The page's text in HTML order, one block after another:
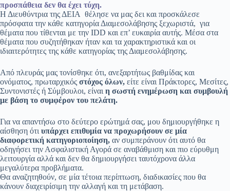
προσπάθεια δεν θα έχει τύχη.
Η Διευθύντρια της ΔΕΙΑ θέλησε να μας δει και προσκάλεσε
πρόσφατα την κάθε κατηγορία Διαμεσολάβησης ξεχωριστά, για
θέματα που τίθενται με την IDD και επ’ ευκαιρία αυτής. Μέσα στα
θέματα που συζητήθηκαν ήταν και τα χαρακτηριστικά και οι
ιδιαιτερότητες της κάθε κατηγορίας της Διαμεσολάβησης.
Από πλευράς μας τονίσθηκε ότι, ανεξαρτήτως βαθμίδας και
ονόματος, πρωταρχικός στόχος όλων, είτε είναι Πράκτορες, Μεσίτες,
Συντονιστές ή Σύμβουλοι, είναι η σωστή ενημέρωση και συμβουλή
με βάση το συμφέρον του πελάτη.
Για να απαντήσω στο δεύτερο ερώτημά σας, μου δημιουργήθηκε η
αίσθηση ότι υπάρχει επιθυμία να προχωρήσουν σε μία
διαφορετική κατηγοριοποίηση, αν συμπεράνουν ότι αυτό θα
οδηγήσει την Ασφαλιστική Αγορά σε αναβάθμιση και πιο εύρυθμη
λειτουργία αλλά και δεν θα δημιουργήσει ταυτόχρονα άλλα
μεγαλύτερα προβλήματα.
Θα αναζητηθούν, σε μία τέτοια περίπτωση, διαδικασίες που θα
κάνουν διαχειρίσιμη την αλλαγή και τη μετάβαση.